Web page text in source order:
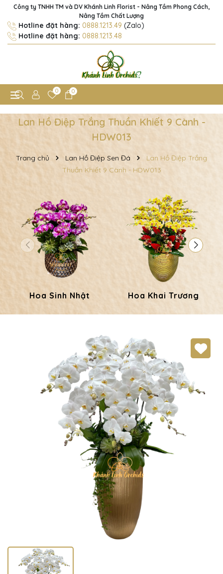
Công ty TNHH TM và DV Khánh Linh Florist - Nâng Tầm Phong Cách,
Nâng Tầm Chất Lượng
Hotline đặt hàng: 0888.1213.49 (Zalo)
Hotline đặt hàng: 0888.1213.48
0 0
Lan Hồ Điệp Trắng Thuần Khiết 9 Cành -
HDW013
Trang chủ Lan Hồ Điệp Sen Đá
Lan Hồ Điệp Trắng
Thuần Khiết 9 Cành - HDW013
Hoa Sinh Nhật Hoa Khai Trương